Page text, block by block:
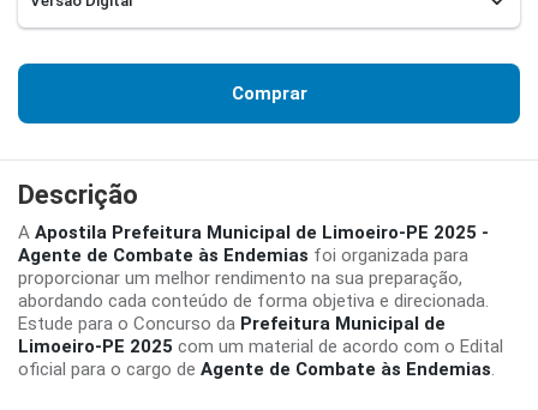
Comprar
Descrição
A Apostila Prefeitura Municipal de Limoeiro-PE 2025 -
Agente de Combate às Endemias foi organizada para
proporcionar um melhor rendimento na sua preparação,
abordando cada conteúdo de forma objetiva e direcionada.
Estude para o Concurso da Prefeitura Municipal de
Limoeiro-PE 2025 com um material de acordo com o Edital
oficial para o cargo de Agente de Combate às Endemias.